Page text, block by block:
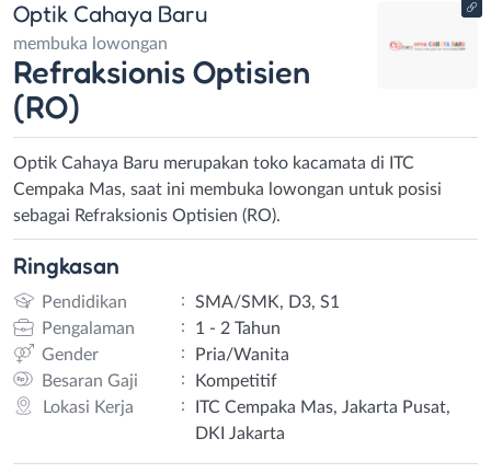
Optik Cahaya Baru
membuka lowongan
Refraksionis Optisien
(RO)
Optik Cahaya Baru merupakan toko kacamata di ITC
Cempaka Mas, saat ini membuka lowongan untuk posisi
sebagai Refraksionis Optisien (RO).
Ringkasan
Pendidikan :
SMA/SMK, D3, S1
Pengalaman
:
1 - 2 Tahun
Gender
:
Pria/Wanita
Besaran Gaji
:
Kompetitif
Lokasi Kerja
:
ITC Cempaka Mas, Jakarta Pusat,
DKI Jakarta